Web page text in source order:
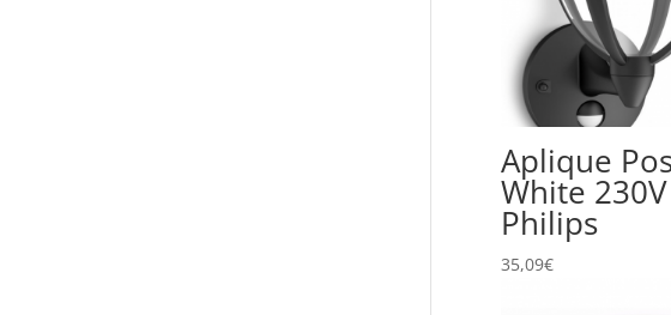
Aplique
White 230V
Philips
35,09€